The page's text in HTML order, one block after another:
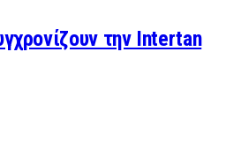
την Intertan